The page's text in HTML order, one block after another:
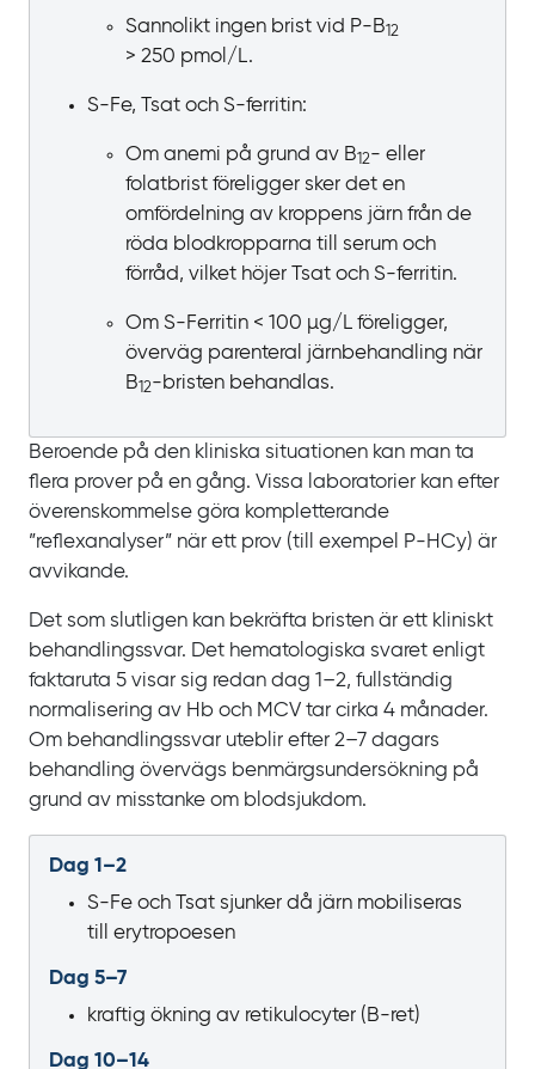
Sannolikt ingen brist vid P‍-‍B 12
> 250 pmol/L.
S-Fe, Tsat och S-ferritin:
Om anemi på grund av B 12- eller
folatbrist föreligger sker det en
omfördelning av kroppens järn från de
röda blodkropparna till serum och
förråd, vilket höjer Tsat och S‍-‍ferritin.
Om S-Ferritin < 100 µg/L föreligger,
överväg parenteral järnbehandling när
B 12‍-‍bristen behandlas.
Beroende på den kliniska situationen kan man ta
flera prover på en gång. Vissa laboratorier kan efter
överenskommelse göra kompletterande
”reflexanalyser” när ett prov (till
exempel P‍‍-‍‍HCy) är
avvikande.
Det som slutligen kan bekräfta bristen är ett kliniskt
behandlingssvar. Det hematologiska svaret enligt
faktaruta 5 visar sig redan dag 1‍–‍2, fullständig
normalisering av Hb och MCV tar cirka 4 månader.
Om behandlingssvar uteblir efter 2‍–‍7 dagars
behandling övervägs benmärgsundersökning på
grund av misstanke om blodsjukdom.
Dag 1–2
S-Fe och Tsat sjunker då järn mobiliseras
till erytropoesen
Dag 5–7
kraftig ökning av retikulocyter (B‍-‍ret)
Dag 10–14